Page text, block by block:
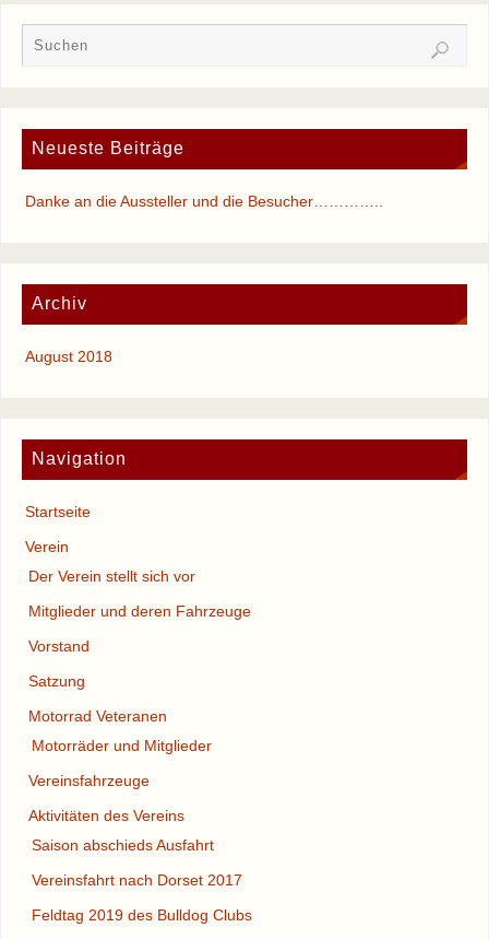
Neueste Beiträge
Danke an die Aussteller und die Besucher…………..
Archiv
August 2018
Navigation
Startseite
Verein
Der Verein stellt sich vor
Mitglieder und deren Fahrzeuge
Vorstand
Satzung
Motorrad Veteranen
Motorräder und Mitglieder
Vereinsfahrzeuge
Aktivitäten des Vereins
Saison abschieds Ausfahrt
Vereinsfahrt nach Dorset 2017
Feldtag 2019 des Bulldog Clubs